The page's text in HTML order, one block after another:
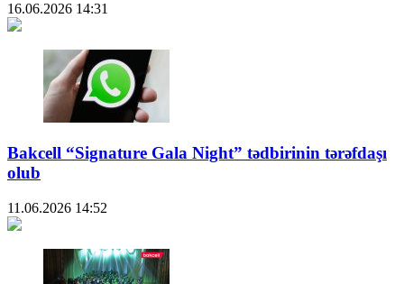
16.06.2026 14:31
Bakcell “Signature Gala Night” tədbirinin tərəfdaşı
olub
11.06.2026 14:52